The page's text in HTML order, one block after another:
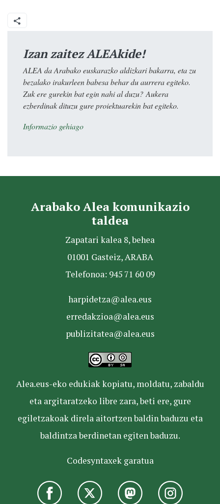
Izan zaitez ALEAkide!
ALEA da Arabako euskarazko aldizkari bakarra, eta zu
bezalako irakurleen babesa behar du aurrera egiteko.
Zuk ere gurekin bat egin nahi al duzu? Aukera
ezberdinak dituzu gure proiektuarekin bat egiteko.
Informazio gehiago
Arabako Alea komunikazio
taldea
Zapatari kalea 8, behea
01001 Gasteiz, ARABA
Telefonoa: 945 71 60 09
harpidetza@alea.eus
erredakzioa@alea.eus
publizitatea@alea.eus
Alea.eus-eko edukiak kopiatu, moldatu, zabaldu
eta argitaratzeko libre zara, beti ere, gure
egiletzakoak direla aitortzen baldin baduzu eta
baldintza berdinetan egiten baduzu.
Codesyntaxek garatua